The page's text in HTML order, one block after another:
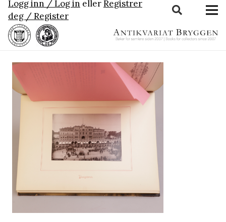
Logg inn / Log in ellerRegistrer
deg / Register